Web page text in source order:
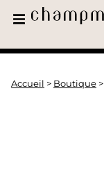
Accueil > Boutique >